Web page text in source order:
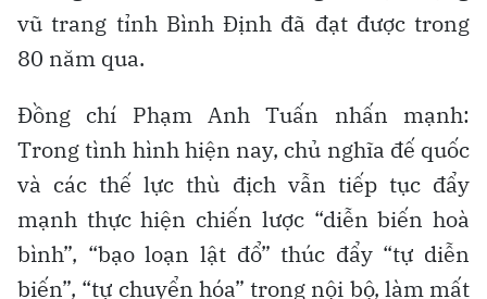
vũ trang tỉnh Bình Định đã đạt được trong
80 năm qua.
Đồng chí Phạm Anh Tuấn nhấn mạnh:
Trong tình hình hiện nay, chủ nghĩa đế quốc
và các thế lực thù địch vẫn tiếp tục đẩy
mạnh thực hiện chiến lược “diễn biến hoà
bình”, “bạo loạn lật đổ” thúc đẩy “tự diễn
biến”, “tự chuyển hóa” trong nội bộ, làm mất